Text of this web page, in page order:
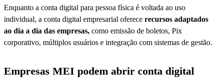
Enquanto a conta digital para pessoa física é voltada ao uso
individual, a conta digital empresarial oferece recursos adaptados
ao dia a dia das empresas, como emissão de boletos, Pix
corporativo, múltiplos usuários e integração com sistemas de gestão.
Empresas MEI podem abrir conta digital